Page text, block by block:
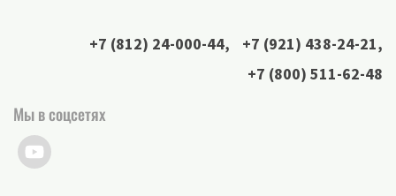
+7 (812) 24-000-44, +7 (921) 438-24-21,
+7 (800) 511-62-48
Мы в соцсетях